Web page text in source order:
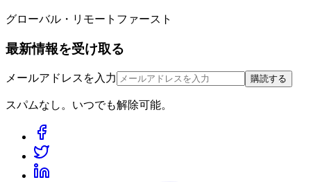
グローバル・リモートファースト
最新情報を受け取る
メールアドレスを入力 購読する
スパムなし。いつでも解除可能。